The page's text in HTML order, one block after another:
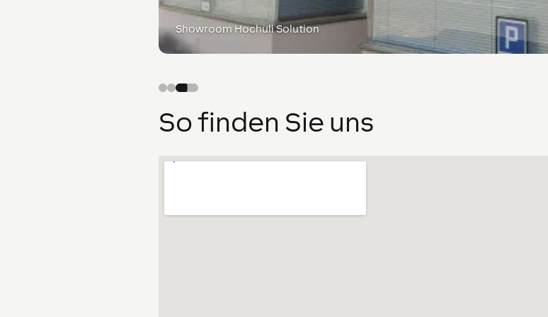
Showroom Hochuli Solution
So finden Sie uns